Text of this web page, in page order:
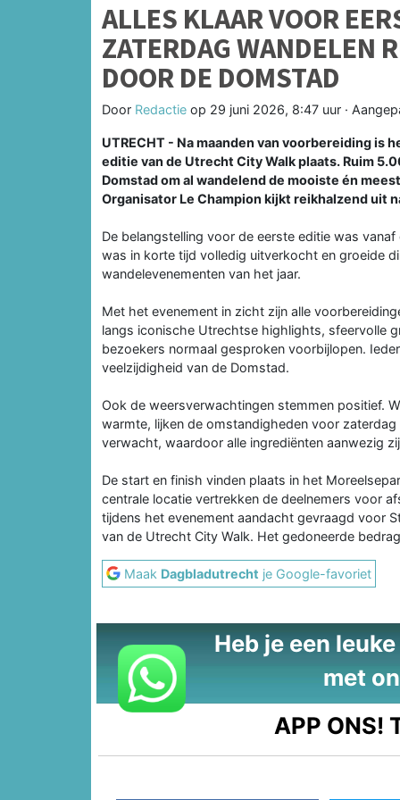
ALLES KLAAR VOOR
ZATERDAG WANDELEN
DOOR DE DOMSTAD
Door Redactie op 29 juni 2026, 8:47 uur ·
UTRECHT - Na maanden van voorbereiding is
editie van de Utrecht City Walk plaats. Ruim
Domstad om al wandelend de mooiste én
Organisator Le Champion kijkt reikhalzend uit
De belangstelling voor de eerste editie was
was in korte tijd volledig uitverkocht en groeide
wandelevenementen van het jaar.
Met het evenement in zicht zijn alle
langs iconische Utrechtse highlights, sfeervolle
bezoekers normaal gesproken voorbijlopen.
veelzijdigheid van de Domstad.
Ook de weersverwachtingen stemmen positief.
warmte, lijken de omstandigheden voor
verwacht, waardoor alle ingrediënten aanwezig
De start en finish vinden plaats in het
centrale locatie vertrekken de deelnemers voor
tijdens het evenement aandacht gevraagd voor
van de Utrecht City Walk. Het gedoneerde
Maak Dagbladutrecht je Google-favoriet
Heb je een
met
APP ONS!